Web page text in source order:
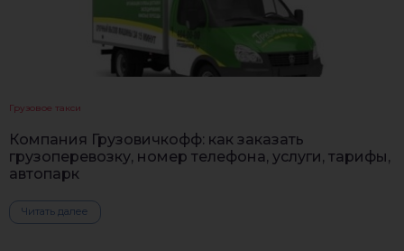
Грузовое такси
Компания Грузовичкофф: как заказать
грузоперевозку, номер телефона, услуги, тарифы,
автопарк
Читать далее